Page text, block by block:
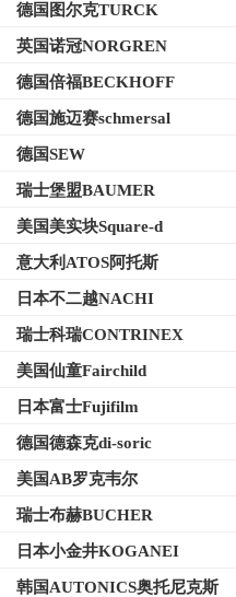
德国图尔克TURCK
英国诺冠NORGREN
德国倍福BECKHOFF
德国施迈赛schmersal
德国SEW
瑞士堡盟BAUMER
美国美实块Square-d
意大利ATOS阿托斯
日本不二越NACHI
瑞士科瑞CONTRINEX
美国仙童Fairchild
日本富士Fujifilm
德国德森克di-soric
美国AB罗克韦尔
瑞士布赫BUCHER
日本小金井KOGANEI
韩国AUTONICS奥托尼克斯